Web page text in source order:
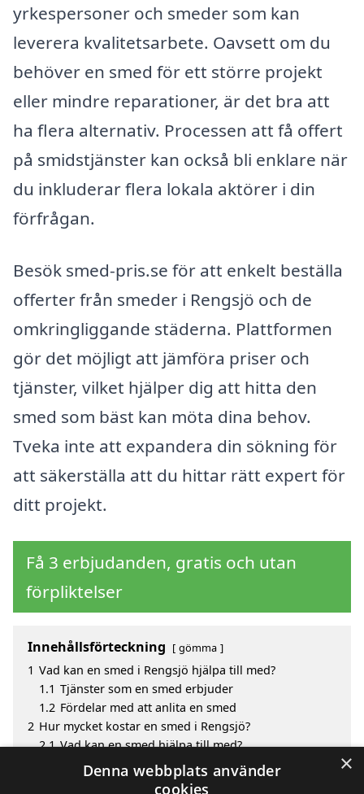
yrkespersoner och smeder som kan
leverera kvalitetsarbete. Oavsett om du
behöver en smed för ett större projekt
eller mindre reparationer, är det bra att
ha flera alternativ. Processen att få offert
på smidstjänster kan också bli enklare när
du inkluderar flera lokala aktörer i din
förfrågan.
Besök smed-pris.se för att enkelt beställa
offerter från smeder i Rengsjö och de
omkringliggande städerna. Plattformen
gör det möjligt att jämföra priser och
tjänster, vilket hjälper dig att hitta den
smed som bäst kan möta dina behov.
Tveka inte att expandera din sökning för
att säkerställa att du hittar rätt expert för
ditt projekt.
Få 3 erbjudanden, gratis och utan
förpliktelser
Innehållsförteckning gömma
1 Vad kan en smed i Rengsjö hjälpa till med?
1.1 Tjänster som en smed erbjuder
1.2 Fördelar med att anlita en smed
2 Hur mycket kostar en smed i Rengsjö?
2.1 Vad kan en smed hjälpa till med?
Fördelar med att välja smed i Rengsjö
Sök efter en skicklig smed i de omgivande städerna
×
Denna webbplats använder
cookies